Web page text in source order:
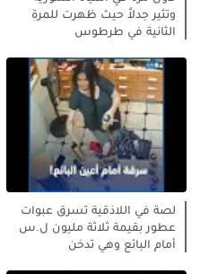
وتثير جدلاً حيث ظهرت للمرة
الثانية في طرطوس
لصة في اللاذقية تسرق عبوات
عطور بقيمة ثلاثة مليون ل.س
أمام البائع وهي تدخن